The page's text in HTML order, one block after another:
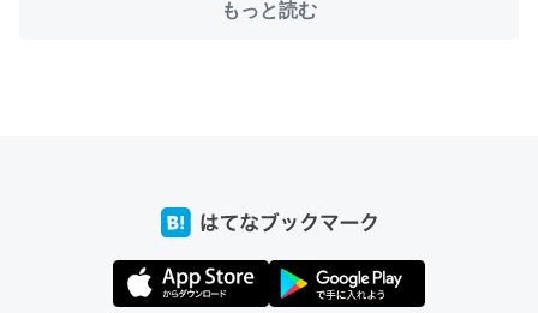
コミュニケーションが劇的に変化した｜tayorini by LIFULL介護
回線代ほとんどかからないですよ。参考：
https://toyoshi.hatenablog.com/entry/2019/05/15/1805
もっと読む